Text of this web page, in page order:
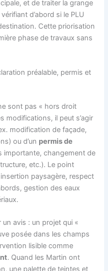
et de traiter la grange
d’abord si le PLU
Cette priorisation
phase de travaux sans
préalable, permis et
sont pas « hors droit
modifications, il peut s’agir
modification de façade,
ou d’un permis de
importante, changement de
etc.). Le point
paysagère, respect
gestion des eaux
avis : un projet qui «
posée dans les champs
lisible comme
. Quand les Martin ont
une palette de teintes et